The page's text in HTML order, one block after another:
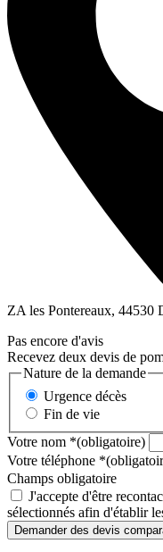
ZA les Pontereaux, 44530
Pas encore d'avis
Recevez deux devis de
Nature de la demande
Urgence décès
Fin de vie
Votre nom *(obligatoire)
Votre téléphone *
Champs obligatoire
J'accepte d'être
sélectionnés afin d'établir